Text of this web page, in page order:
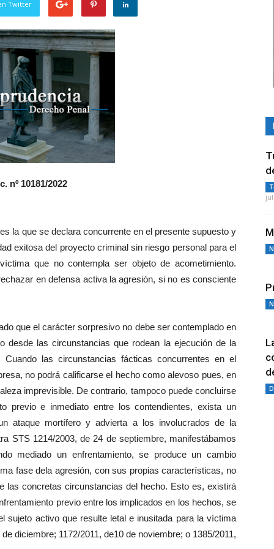
Twitter
nº 10181/2022
la que se declara concurrente en el presente supuesto y
exitosa del proyecto criminal sin riesgo personal para el
que no contempla ser objeto de acometimiento.
en defensa activa la agresión, si no es consciente
que el carácter sorpresivo no debe ser contemplado en
desde las circunstancias que rodean la ejecución de la
las circunstancias fácticas concurrentes en el
no podrá calificarse el hecho como alevoso pues, en
imprevisible. De contrario, tampoco puede concluirse
previo e inmediato entre los contendientes, exista un
ataque mortífero y advierta a los involucrados de la
STS 1214/2003, de 24 de septiembre, manifestábamos
mediado un enfrentamiento, se produce un cambio
fase dela agresión, con sus propias características, no
las concretas circunstancias del hecho. Esto es, existirá
previo entre los implicados en los hechos, se
sujeto activo que resulte letal e inusitada para la víctima
diciembre; 1172/2011, de10 de noviembre; o 1385/2011,